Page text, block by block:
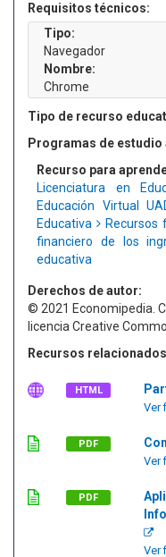
Requisitos técnicos:
Tipo:
Navegador
Nombre:
Chrome
Tipo de recurso
Programas de
Recurso para
Licenciatura en
Educación Virtual
Educativa
Recursos
financiero de los
educativa
Derechos de autor:
© 2021 Economipedia.
licencia Creative
Recursos
HTML
Ver
PDF
Ver
PDF
Ver